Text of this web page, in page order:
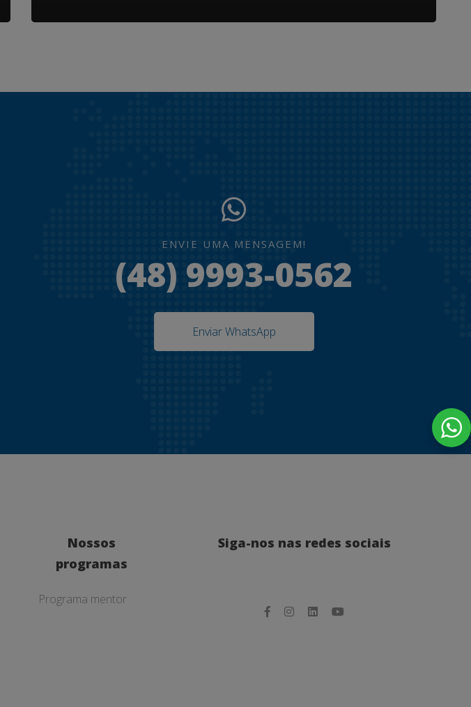
ENVIE UMA MENSAGEM!
(48) 9993-0562
Enviar WhatsApp
Nossos
programas
Programa mentor
Siga-nos nas redes sociais